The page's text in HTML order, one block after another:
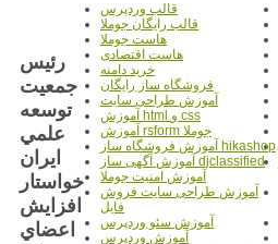
قالب وردپرس
قالب رایگان جوملا
هاست جوملا
هاست اقتصادی
خرید دامنه
فروشگاه ساز رایگان
آموزش طراحی سایت
آموزش html و css
آموزش rsform جوملا
آموزش فروشگاه ساز hikashop
آموزش آگهی ساز djclassified
آموزش امنیت جوملا
آموزش طراحی سایت فروش
فایل
آموزش سئو وردپرس
آموزش وردپرس
رئيس
جمعيت
توسعه
علمي
ايران
خواستار
افزايش
اعضاي